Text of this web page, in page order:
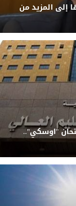
إلى المزيد من
"اوسكي"..